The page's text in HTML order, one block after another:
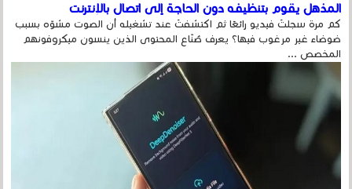
المذهل يقوم بتنظيفه دون الحاجة إلى اتصال بالإنترنت
كم مرة سجلتَ فيديو رائعًا ثم اكتشفتَ عند تشغيله أن الصوت مشوّه بسبب
ضوضاء غير مرغوب فيها؟ يعرف صُنّاع المحتوى الذين ينسون ميكروفونهم
المخصص ...